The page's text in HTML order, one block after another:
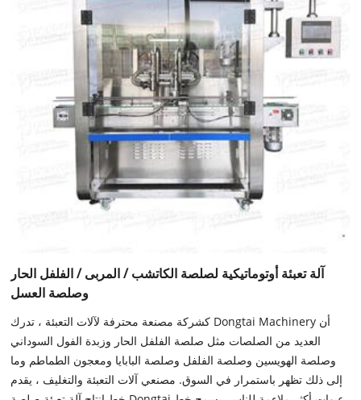
آلة تعبئة أوتوماتيكية لصلصة الكاتشب / المربى / الفلفل الحار
وصلصة العسل
كشركة مصنعة محترفة لآلات التعبئة ، تدرك Dongtai Machinery أن
العديد من الصلصات مثل صلصة الفلفل الحار وزبدة الفول السوداني
وصلصة الهويسين وصلصة الفلفل وصلصة البابايا ومعجون الطماطم وما
إلى ذلك تظهر باستمرار في السوق. مصنعي آلات التعبئة والتغليف ، يقدم